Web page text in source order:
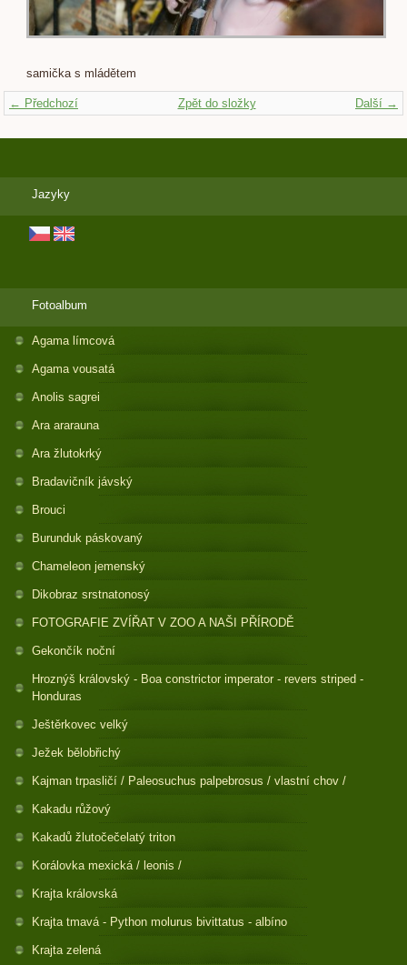
samička s mládětem
← Předchozí Další →
Zpět do složky
Jazyky
Fotoalbum
Agama límcová
Agama vousatá
Anolis sagrei
Ara ararauna
Ara žlutokrký
Bradavičník jávský
Brouci
Burunduk páskovaný
Chameleon jemenský
Dikobraz srstnatonosý
FOTOGRAFIE ZVÍŘAT V ZOO A NAŠI PŘÍRODĚ
Gekončík noční
Hroznýš královský - Boa constrictor imperator - revers striped -
Honduras
Ještěrkovec velký
Ježek bělobřichý
Kajman trpasličí / Paleosuchus palpebrosus / vlastní chov /
Kakadu růžový
Kakadů žlutočečelatý triton
Korálovka mexická / leonis /
Krajta královská
Krajta tmavá - Python molurus bivittatus - albíno
Krajta zelená